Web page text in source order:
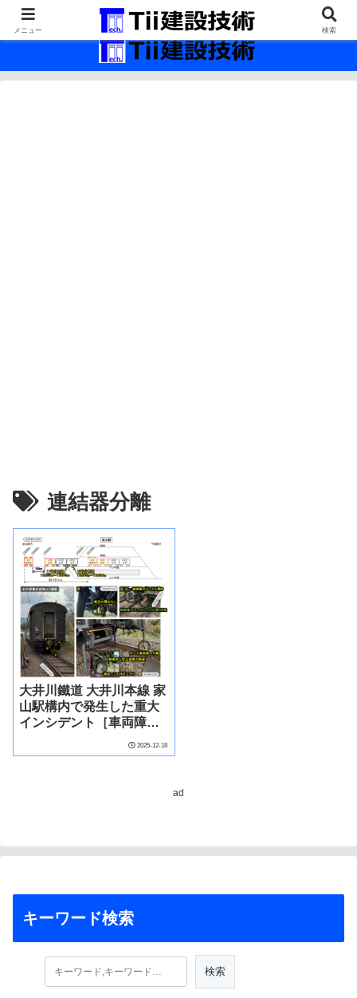
最新の建設技術の情報インフラ。
連結器分離
大井川鐵道 大井川本線 家
山駅構内で発生した重大
インシデント［車両障
発生）
2025-12-18
ad
キーワード検索
メニュー 検索